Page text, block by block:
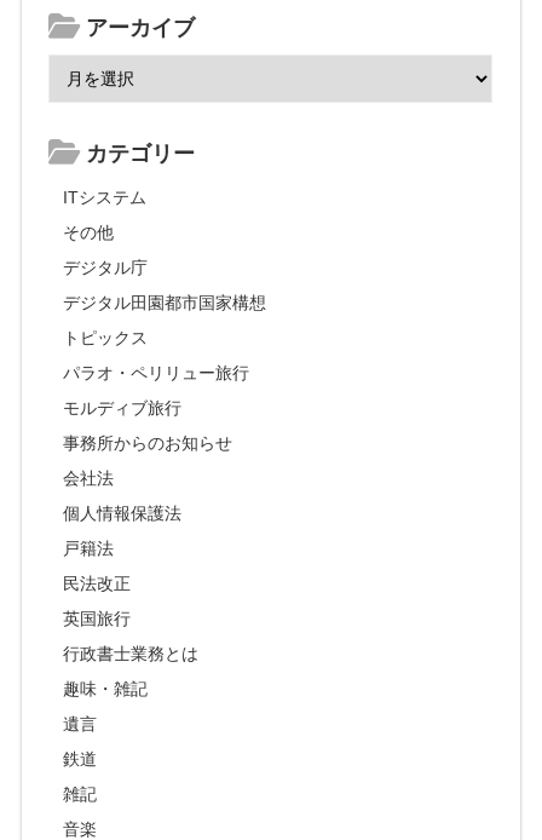
アーカイブ
カテゴリー
ITシステム
その他
デジタル庁
デジタル田園都市国家構想
トピックス
パラオ・ペリリュー旅行
モルディブ旅行
事務所からのお知らせ
会社法
個人情報保護法
戸籍法
民法改正
英国旅行
行政書士業務とは
趣味・雑記
遺言
鉄道
雑記
音楽